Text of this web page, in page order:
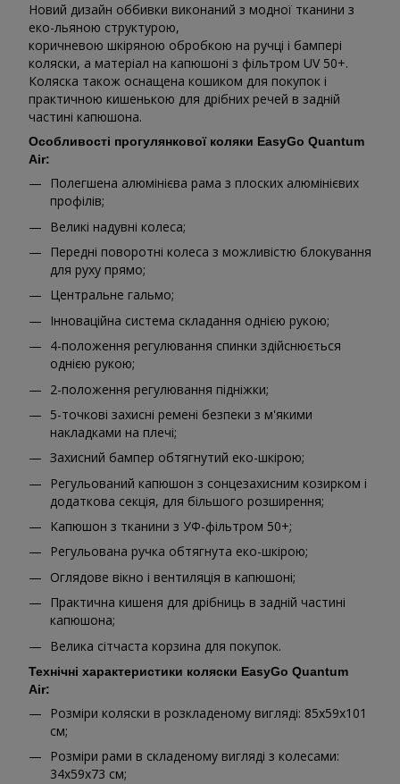
Новий дизайн оббивки виконаний з модної тканини з
еко-льяною структурою,
коричневою шкіряною обробкою на ручці і бампері
коляски, а матеріал на капюшоні з фільтром UV 50+.
Коляска також оснащена кошиком для покупок і
практичною кишенькою для дрібних речей в задній
частині капюшона.
Особливості прогулянкової коляки EasyGo Quantum
Air:
Полегшена алюмінієва рама з плоских алюмінієвих
профілів;
Великі надувні колеса;
Передні поворотні колеса з можливістю блокування
для руху прямо;
Центральне гальмо;
Інноваційна система складання однією рукою;
4-положення регулювання спинки здійснюється
однією рукою;
2-положення регулювання підніжки;
5-точкові захисні ремені безпеки з м'якими
накладками на плечі;
Захисний бампер обтягнутий еко-шкірою;
Регульований капюшон з сонцезахисним козирком і
додаткова секція, для більшого розширення;
Капюшон з тканини з УФ-фільтром 50+;
Регульована ручка обтягнута еко-шкірою;
Оглядове вікно і вентиляція в капюшоні;
Практична кишеня для дрібниць в задній частині
капюшона;
Велика сітчаста корзина для покупок.
Технічні характеристики коляски EasyGo Quantum
Air:
Розміри коляски в розкладеному вигляді: 85x59x101
см;
Розміри рами в складеному вигляді з колесами:
34x59x73 см;